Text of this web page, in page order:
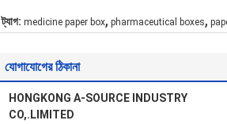
ট্যাগ: medicine paper box, pharmaceutical boxes,
যোগাযোগের ঠিকানা
HONGKONG A-SOURCE INDUSTRY
CO,.LIMITED